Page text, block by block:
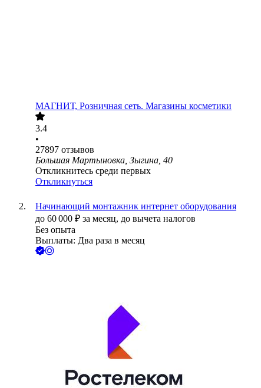
МАГНИТ, Розничная сеть. Магазины косметики
3.4
•
27897 отзывов
Большая Мартыновка, Зыгина, 40
Откликнитесь среди первых
Откликнуться
Начинающий монтажник интернет оборудования
до 60 000 ₽ за месяц, до вычета налогов
Без опыта
Выплаты: Два раза в месяц